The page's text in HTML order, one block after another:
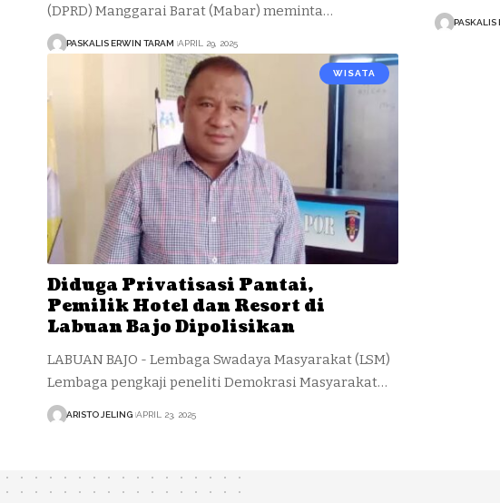
(DPRD) Manggarai Barat (Mabar) meminta…
PASKALIS ERWIN TARAM APRIL 29, 2025
PASKALIS
WISATA
Diduga Privatisasi Pantai,
Pemilik Hotel dan Resort di
Labuan Bajo Dipolisikan
LABUAN BAJO - Lembaga Swadaya Masyarakat (LSM)
Lembaga pengkaji peneliti Demokrasi Masyarakat…
ARISTO JELING APRIL 23, 2025